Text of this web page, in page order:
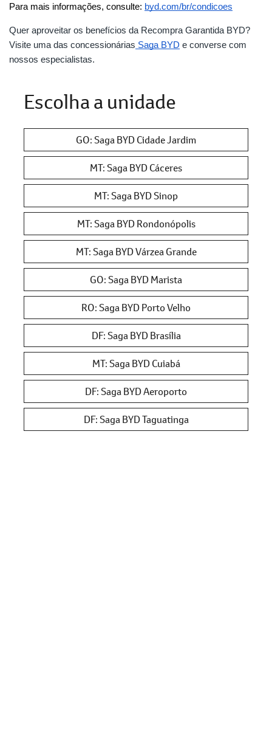
Para mais informações, consulte: byd.com/br/condicoes
Quer aproveitar os benefícios da Recompra Garantida BYD?
Visite uma das concessionárias Saga BYD e converse com
nossos especialistas.
Escolha a unidade
GO: Saga BYD Cidade Jardim
MT: Saga BYD Cáceres
MT: Saga BYD Sinop
MT: Saga BYD Rondonópolis
MT: Saga BYD Várzea Grande
GO: Saga BYD Marista
RO: Saga BYD Porto Velho
DF: Saga BYD Brasília
MT: Saga BYD Cuiabá
DF: Saga BYD Aeroporto
DF: Saga BYD Taguatinga